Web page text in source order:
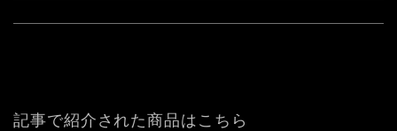
記事で紹介された商品はこちら